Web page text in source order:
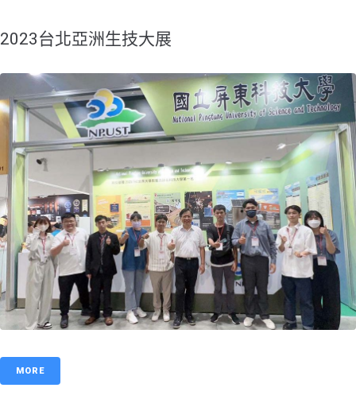
​2023台北亞洲生技大展
MORE